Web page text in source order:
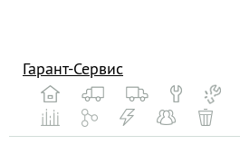
Гарант-Сервис